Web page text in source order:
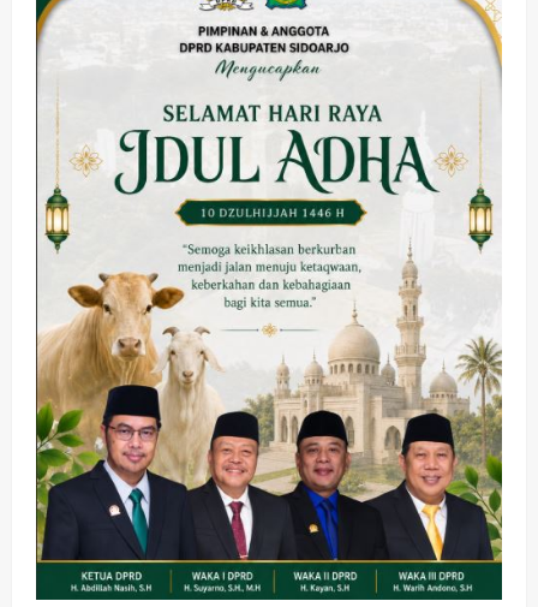
Bambang
Riyoko
Wafat,
Tinggalkan
Kenangan
bagi
Sahabat